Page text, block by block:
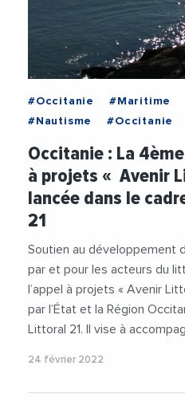
#Occitanie #Maritime
#Nautisme
#Occitanie
Occitanie : La
à projets « Avenir
lancée dans le
21
Soutien au développement
par et pour les acteurs du
l’appel à projets « Avenir
par l’État et la Région
Littoral 21. Il vise à accompag
24 février 2022